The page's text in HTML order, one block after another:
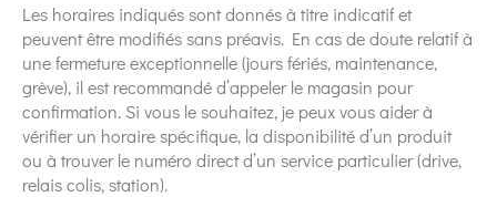
Les horaires indiqués sont donnés à titre indicatif et
peuvent être modifiés sans préavis. En cas de doute relatif à
une fermeture exceptionnelle (jours fériés, maintenance,
grève), il est recommandé d’appeler le magasin pour
confirmation. Si vous le souhaitez, je peux vous aider à
vérifier un horaire spécifique, la disponibilité d’un produit
ou à trouver le numéro direct d’un service particulier (drive,
relais colis, station).